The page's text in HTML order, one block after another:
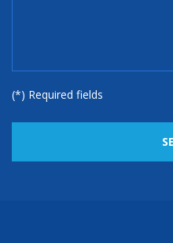
(*) Required fields